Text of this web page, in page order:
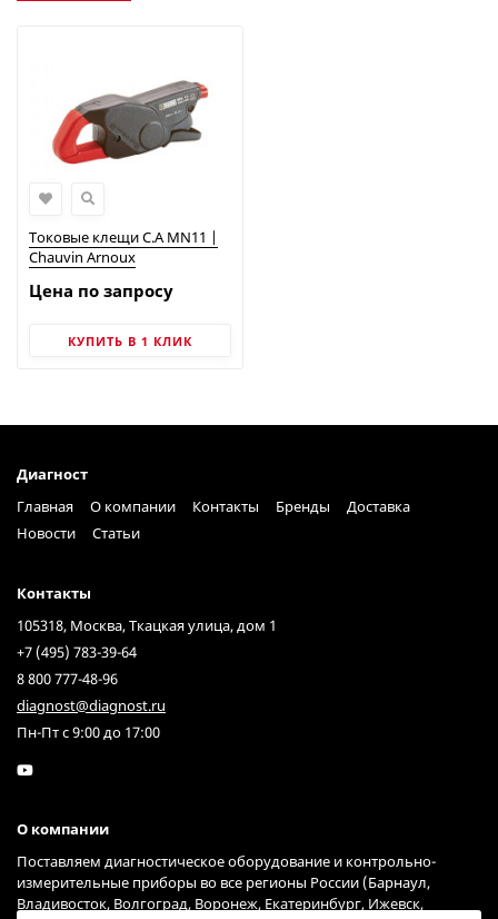
Токовые клещи C.A MN11 |
Chauvin Arnoux
Цена по запросу
КУПИТЬ В 1 КЛИК
Диагност
Главная
О компании Контакты Бренды
Доставка
Новости
Статьи
Контакты
105318, Москва, Ткацкая улица, дом 1
+7 (495) 783-39-64
8 800 777-48-96
diagnost@diagnost.ru
Пн-Пт с 9:00 до 17:00
О компании
Поставляем диагностическое оборудование и контрольно-
измерительные приборы во все регионы России (Барнаул,
Владивосток, Волгоград, Воронеж, Екатеринбург, Ижевск,